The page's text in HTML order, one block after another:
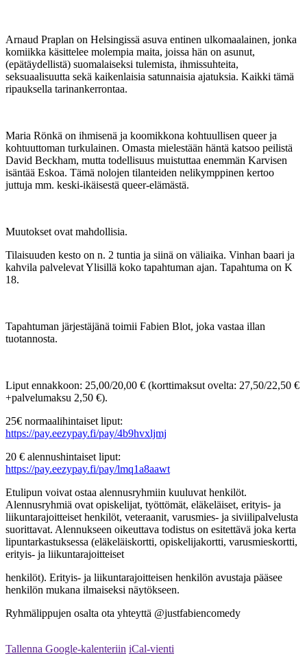
Arnaud Praplan on Helsingissä asuva entinen ulkomaalainen, jonka
komiikka käsittelee molempia maita, joissa hän on asunut,
(epätäydellistä) suomalaiseksi tulemista, ihmissuhteita,
seksuaalisuutta sekä kaikenlaisia satunnaisia ajatuksia. Kaikki tämä
ripauksella tarinankerrontaa.
Maria Rönkä on ihmisenä ja koomikkona kohtuullisen queer ja
kohtuuttoman turkulainen. Omasta mielestään häntä katsoo peilistä
David Beckham, mutta todellisuus muistuttaa enemmän Karvisen
isäntää Eskoa. Tämä nolojen tilanteiden nelikymppinen kertoo
juttuja mm. keski-ikäisestä queer-elämästä.
Muutokset ovat mahdollisia.
Tilaisuuden kesto on n. 2 tuntia ja siinä on väliaika. Vinhan baari ja
kahvila palvelevat Ylisillä koko tapahtuman ajan. Tapahtuma on K
18.
Tapahtuman järjestäjänä toimii Fabien Blot, joka vastaa illan
tuotannosta.
Liput ennakkoon: 25,00/20,00 € (korttimaksut ovelta: 27,50/22,50 €
+palvelumaksu 2,50 €).
25€ normaalihintaiset liput:
https://pay.eezypay.fi/pay/4b9hvxljmj
20 € alennushintaiset liput:
https://pay.eezypay.fi/pay/lmq1a8aawt
Etulipun voivat ostaa alennusryhmiin kuuluvat henkilöt.
Alennusryhmiä ovat opiskelijat, työttömät, eläkeläiset, erityis- ja
liikuntarajoitteiset henkilöt, veteraanit, varusmies- ja siviilipalvelusta
suorittavat. Alennukseen oikeuttava todistus on esitettävä joka kerta
lipuntarkastuksessa (eläkeläiskortti, opiskelijakortti, varusmieskortti,
erityis- ja liikuntarajoitteiset
henkilöt). Erityis- ja liikuntarajoitteisen henkilön avustaja pääsee
henkilön mukana ilmaiseksi näytökseen.
Ryhmälippujen osalta ota yhteyttä @justfabiencomedy
Tallenna Google-kalenteriin iCal-vienti